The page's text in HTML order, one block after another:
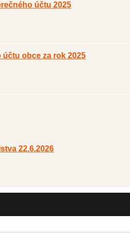
účtu 2025
účtu obce za rok 2025
22.6.2026